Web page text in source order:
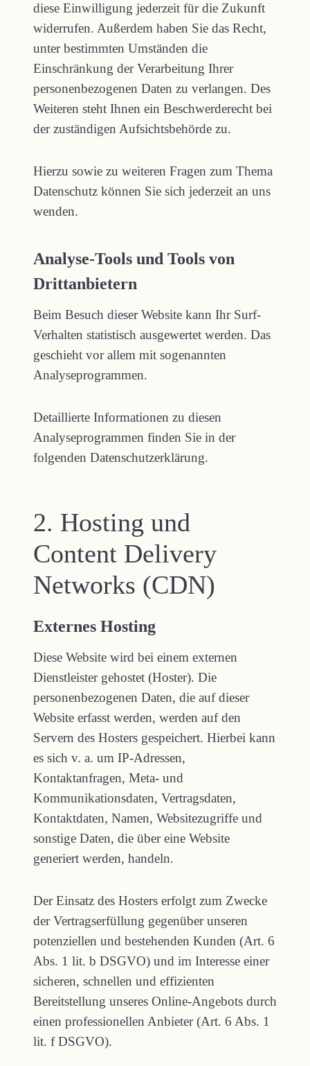
diese Einwilligung jederzeit für die Zukunft
widerrufen. Außerdem haben Sie das Recht,
unter bestimmten Umständen die
Einschränkung der Verarbeitung Ihrer
personenbezogenen Daten zu verlangen. Des
Weiteren steht Ihnen ein Beschwerderecht bei
der zuständigen Aufsichtsbehörde zu.
Hierzu sowie zu weiteren Fragen zum Thema
Datenschutz können Sie sich jederzeit an uns
wenden.
Analyse-Tools und Tools von
Dritt­anbietern
Beim Besuch dieser Website kann Ihr Surf-
Verhalten statistisch ausgewertet werden. Das
geschieht vor allem mit sogenannten
Analyseprogrammen.
Detaillierte Informationen zu diesen
Analyseprogrammen finden Sie in der
folgenden Datenschutzerklärung.
2. Hosting und
Content Delivery
Networks (CDN)
Externes Hosting
Diese Website wird bei einem externen
Dienstleister gehostet (Hoster). Die
personenbezogenen Daten, die auf dieser
Website erfasst werden, werden auf den
Servern des Hosters gespeichert. Hierbei kann
es sich v. a. um IP-Adressen,
Kontaktanfragen, Meta- und
Kommunikationsdaten, Vertragsdaten,
Kontaktdaten, Namen, Websitezugriffe und
sonstige Daten, die über eine Website
generiert werden, handeln.
Der Einsatz des Hosters erfolgt zum Zwecke
der Vertragserfüllung gegenüber unseren
potenziellen und bestehenden Kunden (Art. 6
Abs. 1 lit. b DSGVO) und im Interesse einer
sicheren, schnellen und effizienten
Bereitstellung unseres Online-Angebots durch
einen professionellen Anbieter (Art. 6 Abs. 1
lit. f DSGVO).